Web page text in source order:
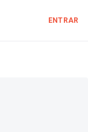
ENTRAR